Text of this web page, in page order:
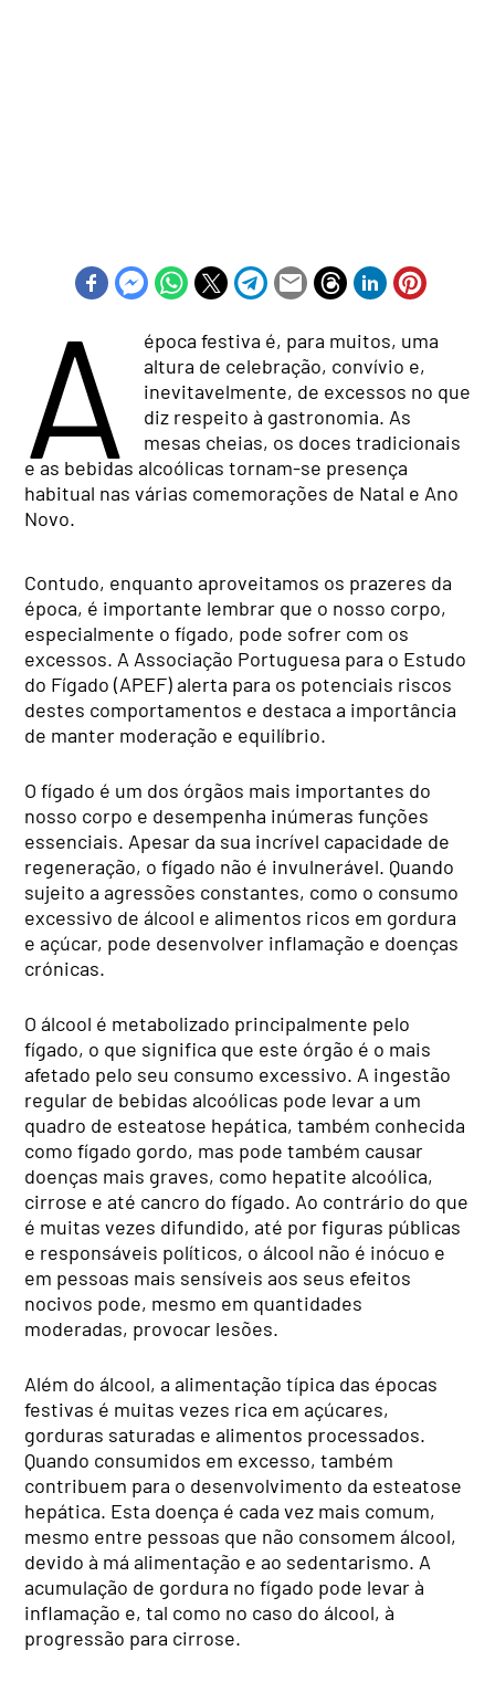
A
época festiva é, para muitos, uma
altura de celebração, convívio e,
inevitavelmente, de excessos no que
diz respeito à gastronomia. As
mesas cheias, os doces tradicionais
e as bebidas alcoólicas tornam-se presença
habitual nas várias comemorações de Natal e Ano
Novo.
Contudo, enquanto aproveitamos os prazeres da
época, é importante lembrar que o nosso corpo,
especialmente o fígado, pode sofrer com os
excessos. A Associação Portuguesa para o Estudo
do Fígado (APEF) alerta para os potenciais riscos
destes comportamentos e destaca a importância
de manter moderação e equilíbrio.
O fígado é um dos órgãos mais importantes do
nosso corpo e desempenha inúmeras funções
essenciais. Apesar da sua incrível capacidade de
regeneração, o fígado não é invulnerável. Quando
sujeito a agressões constantes, como o consumo
excessivo de álcool e alimentos ricos em gordura
e açúcar, pode desenvolver inflamação e doenças
crónicas.
O álcool é metabolizado principalmente pelo
fígado, o que significa que este órgão é o mais
afetado pelo seu consumo excessivo. A ingestão
regular de bebidas alcoólicas pode levar a um
quadro de esteatose hepática, também conhecida
como fígado gordo, mas pode também causar
doenças mais graves, como hepatite alcoólica,
cirrose e até cancro do fígado. Ao contrário do que
é muitas vezes difundido, até por figuras públicas
e responsáveis políticos, o álcool não é inócuo e
em pessoas mais sensíveis aos seus efeitos
nocivos pode, mesmo em quantidades
moderadas, provocar lesões.
Além do álcool, a alimentação típica das épocas
festivas é muitas vezes rica em açúcares,
gorduras saturadas e alimentos processados.
Quando consumidos em excesso, também
contribuem para o desenvolvimento da esteatose
hepática. Esta doença é cada vez mais comum,
mesmo entre pessoas que não consomem álcool,
devido à má alimentação e ao sedentarismo. A
acumulação de gordura no fígado pode levar à
inflamação e, tal como no caso do álcool, à
progressão para cirrose.